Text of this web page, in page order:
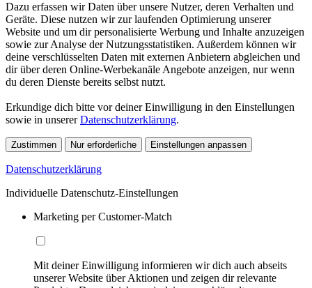
Dazu erfassen wir Daten über unsere Nutzer, deren Verhalten und
Geräte. Diese nutzen wir zur laufenden Optimierung unserer
Website und um dir personalisierte Werbung und Inhalte anzuzeigen
sowie zur Analyse der Nutzungsstatistiken. Außerdem können wir
deine verschlüsselten Daten mit externen Anbietern abgleichen und
dir über deren Online-Werbekanäle Angebote anzeigen, nur wenn
du deren Dienste bereits selbst nutzt.
Erkundige dich bitte vor deiner Einwilligung in den Einstellungen
sowie in unsererDatenschutzerklärung.
Zustimmen Nur erforderliche Einstellungen anpassen
Datenschutzerklärung
Individuelle Datenschutz-Einstellungen
Marketing per Customer-Match
Mit deiner Einwilligung informieren wir dich auch abseits
unserer Website über Aktionen und zeigen dir relevante